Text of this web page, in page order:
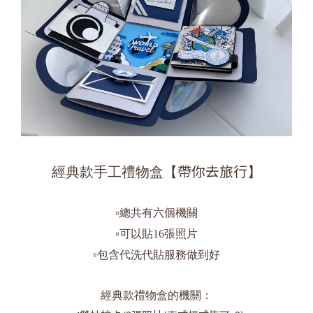
經典款手工禮物盒【帶你去旅行】
▫️總共有六個機關
▫️可以貼16張照片
▫️包含代洗代貼服務做到好
經典款禮物盒的機關：